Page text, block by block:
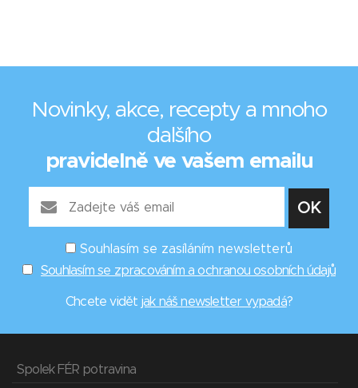
Novinky, akce, recepty a mnoho
dalšího
pravidelně ve vašem emailu
Souhlasím se zasíláním newsletterů
Souhlasím se zpracováním a ochranou osobních údajů
Chcete vidět jak náš newsletter vypadá?
Spolek FÉR potravina